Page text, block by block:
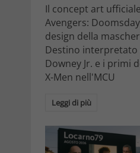
Il concept art
Avengers:
design della
Destino interpretato
Downey Jr. e i primi
X-Men nell'MCU
Leggi di più